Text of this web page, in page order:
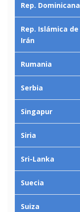
Rep. Dominicana
Rep. Islámica de
Irán
Rumania
Serbia
Singapur
Siria
Sri-Lanka
Suecia
Suiza